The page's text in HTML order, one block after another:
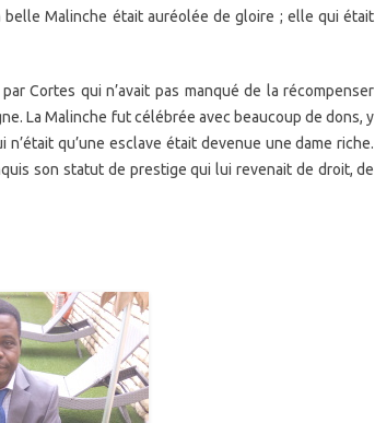
Malinche était auréolée de gloire ; elle qui était
Cortes qui n’avait pas manqué de la récompenser
La Malinche fut célébrée avec beaucoup de dons, y
qu’une esclave était devenue une dame riche.
son statut de prestige qui lui revenait de droit, de